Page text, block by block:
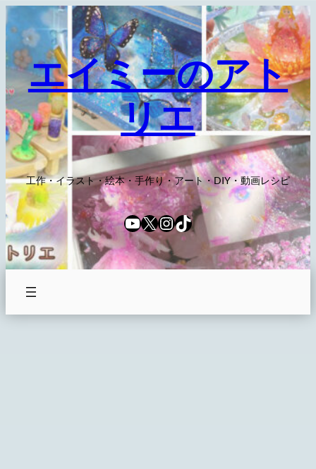
容
を
ス
キ
ッ
プ
エイミーのアト
リエ
工作・イラスト・絵本・手作り・アート・DIY・動画レシピ
YouTube
X Instagram
TikTok